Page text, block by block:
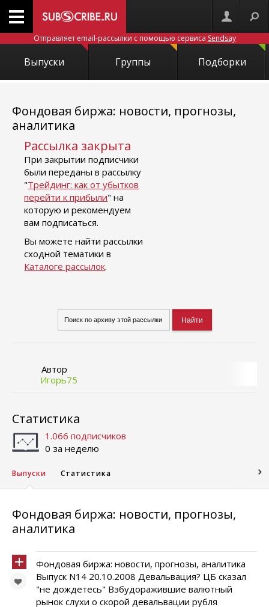
Отправляет email-рассылки с помощью сервиса Sendsay
Выпуски Группы Подборки
Фондовая биржа: новости, прогнозы,
аналитика
Рассылка закрыта
При закрытии подписчики
были переданы в рассылку
"Трейдинг: как от убытков
перейти к прибыли" на
которую и рекомендуем
вам подписаться.
Вы можете найти рассылки
сходной тематики в
Каталоге рассылок.
Автор
Игорь75
Статистика
1.066 подписчиков
0 за неделю
Выпуски Статистика
Фондовая биржа: новости, прогнозы,
аналитика
Фондовая биржа: новости, прогнозы, аналитика
Выпуск N14 20.10.2008 Девальвация? ЦБ сказал
"не дождетесь" Взбудоражившие валютный
рынок слухи о скорой девальвации рубля